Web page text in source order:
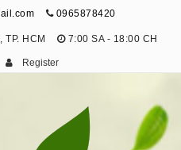
0965878420
HCM 7:00 SA - 18:00 CH
Register